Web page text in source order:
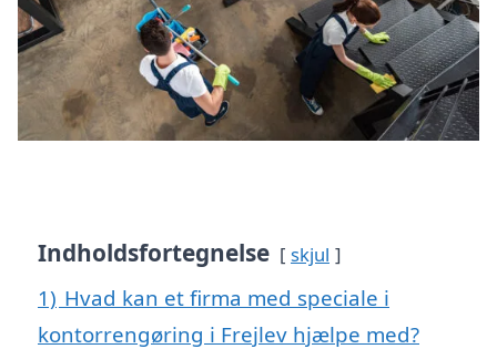
Indholdsfortegnelse skjul
1) Hvad kan et firma med speciale i
kontorrengøring i Frejlev hjælpe med?